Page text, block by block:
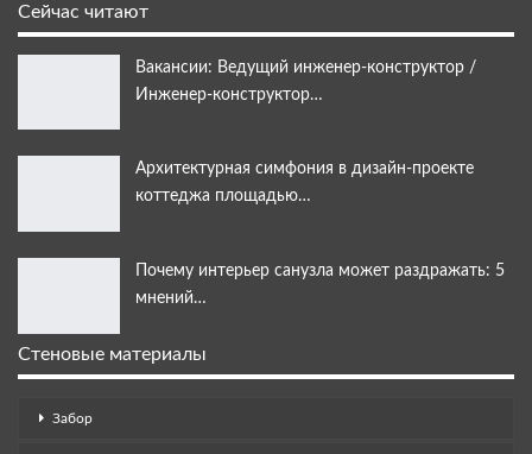
Сейчас читают
Вакансии: Ведущий инженер-конструктор /
Инженер-конструктор…
Архитектурная симфония в дизайн-проекте
коттеджа площадью…
Почему интерьер санузла может раздражать: 5
мнений…
Стеновые материалы
Забор